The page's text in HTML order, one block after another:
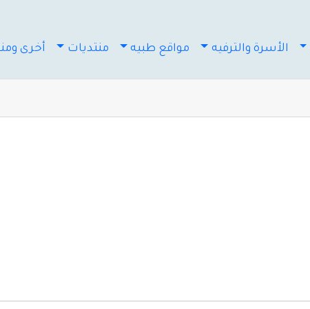
الأسرة والترفيه مواقع طبيه منتديات أخرى